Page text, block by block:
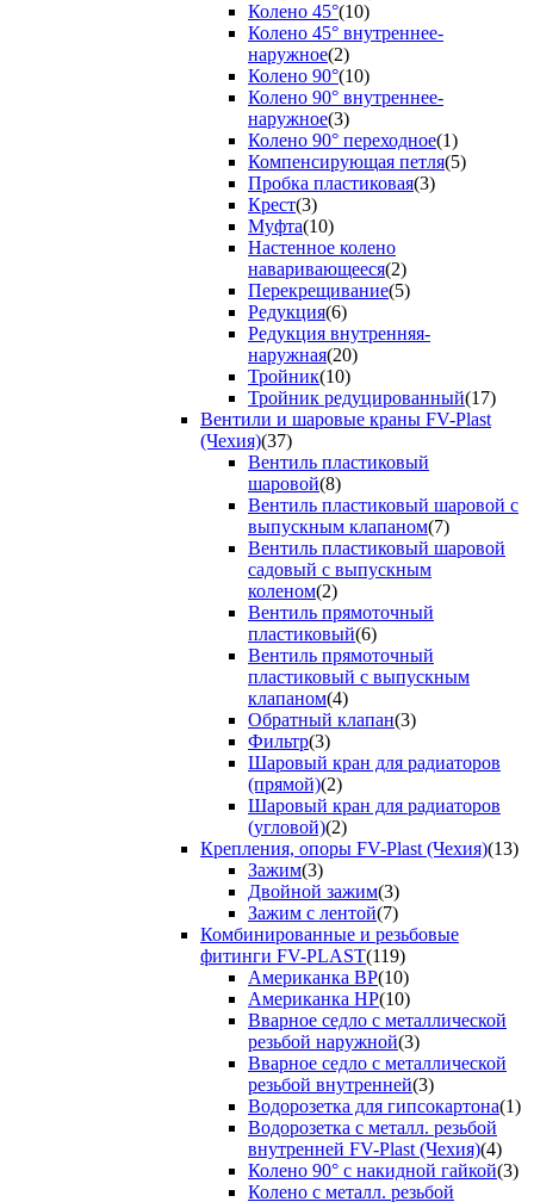
Колено 45°(10)
Колено 45° внутреннее-
наружное(2)
Колено 90°(10)
Колено 90° внутреннее-
наружное(3)
Колено 90° переходное(1)
Компенсирующая петля(5)
Пробка пластиковая(3)
Крест(3)
Муфта(10)
Настенное колено
наваривающееся(2)
Перекрещивание(5)
Редукция(6)
Редукция внутренняя-
наружная(20)
Тройник(10)
Тройник редуцированный(17)
Вентили и шаровые краны FV-Plast
(Чехия)(37)
Вентиль пластиковый
шаровой(8)
Вентиль пластиковый шаровой с
выпускным клапаном(7)
Вентиль пластиковый шаровой
садовый с выпускным
коленом(2)
Вентиль прямоточный
пластиковый(6)
Вентиль прямоточный
пластиковый с выпускным
клапаном(4)
Обратный клапан(3)
Фильтр(3)
Шаровый кран для радиаторов
(прямой)(2)
Шаровый кран для радиаторов
(угловой)(2)
Крепления, опоры FV-Plast (Чехия)(13)
Зажим(3)
Двойной зажим(3)
Зажим с лентой(7)
Комбинированные и резьбовые
фитинги FV-PLAST(119)
Американка ВР(10)
Американка НР(10)
Вварное седло с металлической
резьбой наружной(3)
Вварное седло с металлической
резьбой внутренней(3)
Водорозетка для гипсокартона(1)
Водорозетка с металл. резьбой
внутренней FV-Plast (Чехия)(4)
Колено 90° с накидной гайкой(3)
Колено с металл. резьбой